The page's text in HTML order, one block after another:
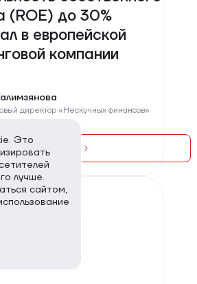
(ROE) до 30%
в европейской
компании
директор «Нескучных финансов»
Читать
Это
лучше.
сайтом,